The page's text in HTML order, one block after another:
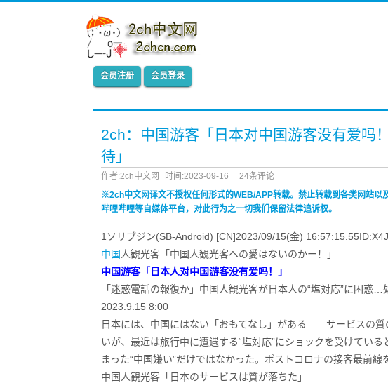
会员注册 会员登录
2ch：中国游客「日本对中国游客没有爱吗
待」
作者:2ch中文网 时间:2023-09-16
24条评论
※2ch中文网译文不授权任何形式的WEB/APP转载。禁止转载到各类网站以
哔哩哔哩等自媒体平台，对此行为之一切我们保留法律追诉权。
1ソリブジン(SB-Android) [CN]2023/09/15(金)
中国 人観光客「中国人観光客への愛はないのかー！」
中国游客「日本人对中国游客没有爱吗！」
「迷惑電話の報復か」中国人観光客が日本人の“塩対応”に困惑
2023.9.15 8:00
日本には、中国にはない「おもてなし」がある――サービスの
いが、最近は旅行中に遭遇する“塩対応”にショックを受けてい
まった“中国嫌い”だけではなかった。ポストコロナの接客最前
中国人観光客「日本のサービスは質が落ちた」